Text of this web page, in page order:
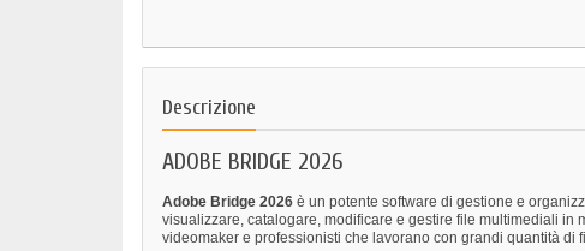
Descrizione
ADOBE BRIDGE 2026
Adobe Bridge 2026 è un potente software di gestione e
visualizzare, catalogare, modificare e gestire file multimediali in
videomaker e professionisti che lavorano con grandi quantità di